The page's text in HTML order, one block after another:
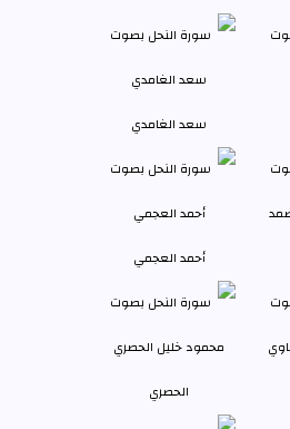
سعد الغامدي
أحمد العجمي
الحصري